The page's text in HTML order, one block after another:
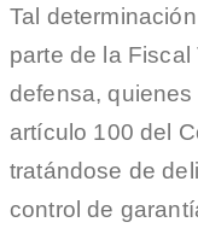
Tal
parte de la
defensa, quienes
artículo 100 del
tratándose de
control de